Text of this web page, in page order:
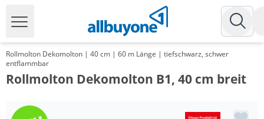
Rollmolton Dekomolton | 40 cm | 60 m Länge | tiefschwarz, schwer
entflammbar
Rollmolton Dekomolton B1, 40 cm breit